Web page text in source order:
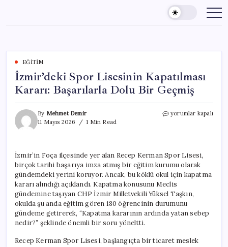
content
EĞITIM
İzmir’deki Spor Lisesinin Kapatılması
Kararı: Başarılarla Dolu Bir Geçmiş
By Mehmet Demir
11 Mayıs 2026
1 Min Read
İzmir’deki
Başarılarla
Dolu
Bir
Geçmiş
için
yorumlar kapalı
İzmir’in Foça ilçesinde yer alan Recep Kerman Spor Lisesi,
birçok tarihi başarıya imza atmış bir eğitim kurumu olarak
gündemdeki yerini koruyor. Ancak, bu köklü okul için kapatma
kararı alındığı açıklandı. Kapatma konusunu Meclis
gündemine taşıyan CHP İzmir Milletvekili Yüksel Taşkın,
okulda şu anda eğitim gören 180 öğrencinin durumunu
gündeme getirerek, “Kapatma kararının ardında yatan sebep
nedir?” şeklinde önemli bir soru yöneltti.
Recep Kerman Spor Lisesi, başlangıçta bir ticaret meslek